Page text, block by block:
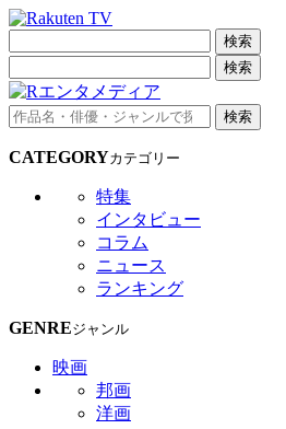
検索
検索
検索
CATEGORYカテゴリー
特集
インタビュー
コラム
ニュース
ランキング
GENREジャンル
映画
邦画
洋画